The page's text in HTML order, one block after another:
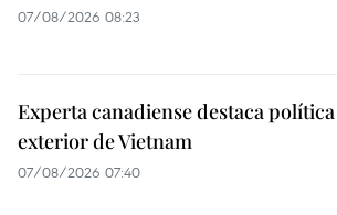
07/08/2026 08:23
Experta canadiense destaca política
exterior de Vietnam
07/08/2026 07:40